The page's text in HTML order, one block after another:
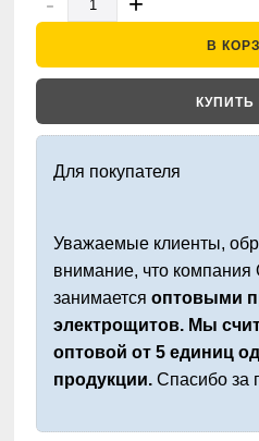
В
КУПИТЬ
Для покупателя
Уважаемые клиенты,
внимание, что компания
занимается оптовыми
электрощитов. Мы
оптовой от 5 единиц
продукции. Спасибо за